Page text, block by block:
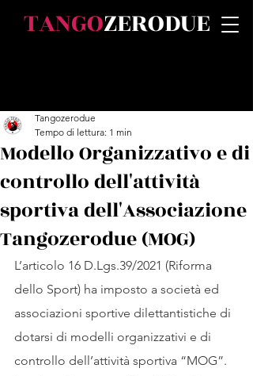
TANGOZERODUE
Modello Organizzativo e di
controllo dell'attività
sportiva dell'Associazione
Tangozerodue (MOG)
Tangozerodue
Tempo di lettura: 1 min
L’articolo 16 D.Lgs.39/2021 (Riforma
dello Sport) ha imposto a società ed
associazioni sportive dilettantistiche di
dotarsi di modelli organizzativi e di
controllo dell’attività sportiva “MOG”.